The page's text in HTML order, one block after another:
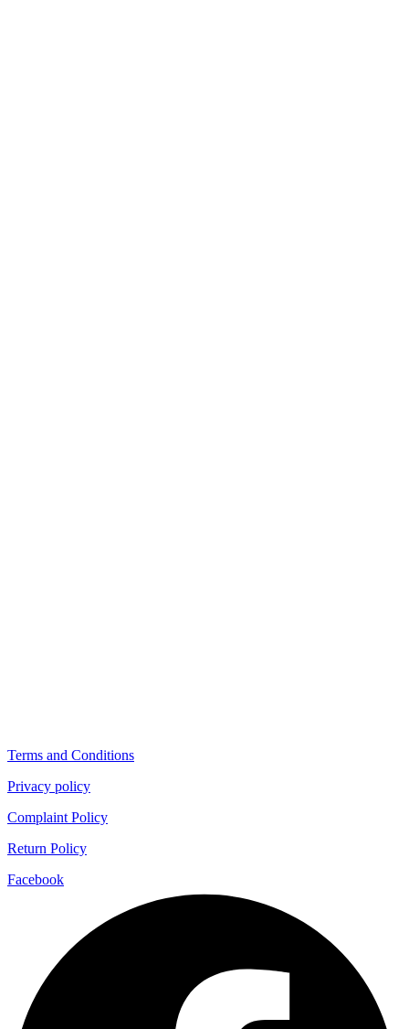
Terms and Conditions
Privacy policy
Complaint Policy
Return Policy
Facebook